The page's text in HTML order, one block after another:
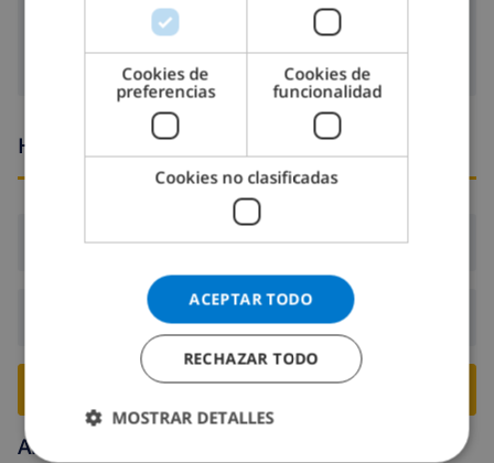
Horario de llegada y salida
Llegada:Desde 16:00 antes de 20:00
Salida:Antes de: 10:00
RESERVE ESTE CHALÉ ›
Alrededores
DANISH
Cookies de
preferencias
Cookies de
funcionalidad
Cookies no clasificadas
ACEPTAR TODO
RECHAZAR TODO
MOSTRAR DETALLES